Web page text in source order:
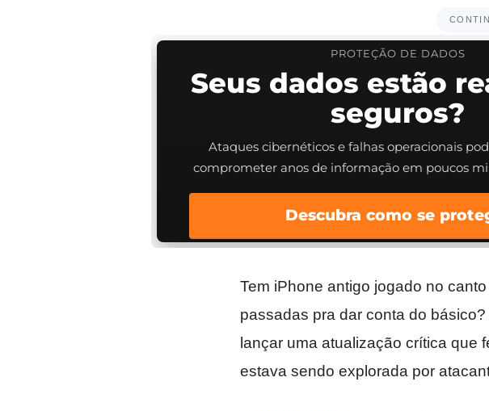
PROTEÇÃO DE DADOS
Seus dados estão
seguros?
Ataques cibernéticos e falhas operacionais
comprometer anos de informação em poucos
Descubra como se
Tem iPhone antigo jogado no
passadas pra dar conta do
lançar uma atualização crítica
estava sendo explorada por